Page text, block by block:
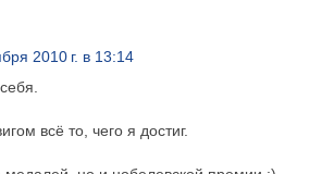
2010 г. в 13:14
всё то, чего я достиг.